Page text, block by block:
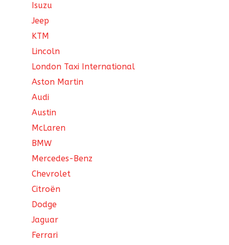
Isuzu
Jeep
KTM
Lincoln
London Taxi International
Aston Martin
Audi
Austin
McLaren
BMW
Mercedes-Benz
Chevrolet
Citroën
Dodge
Jaguar
Ferrari